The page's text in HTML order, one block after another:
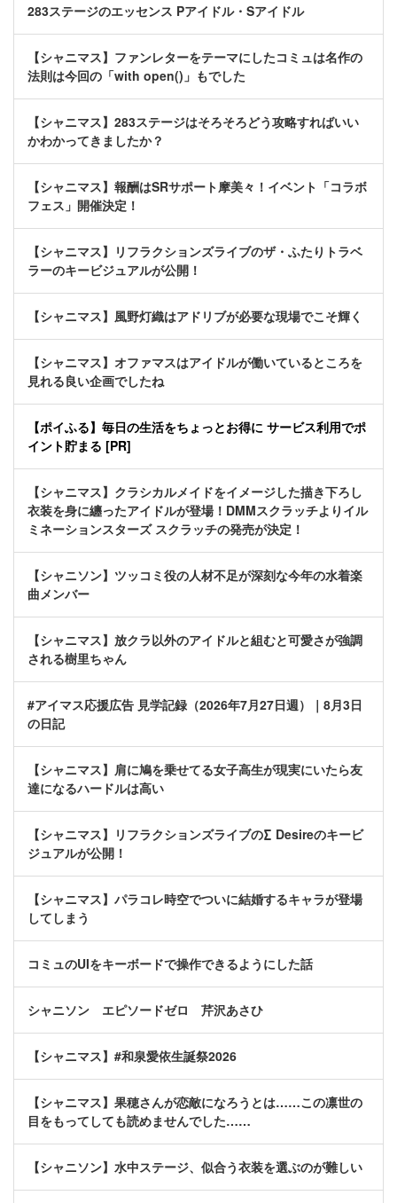
283ステージのエッセンス Pアイドル・Sアイドル
【シャニマス】ファンレターをテーマにしたコミュは名作の
法則は今回の「with open()」もでした
【シャニマス】283ステージはそろそろどう攻略すればいい
かわかってきましたか？
【シャニマス】報酬はSRサポート摩美々！イベント「コラボ
フェス」開催決定！
【シャニマス】リフラクションズライブのザ・ふたりトラベ
ラーのキービジュアルが公開！
【シャニマス】風野灯織はアドリブが必要な現場でこそ輝く
【シャニマス】オファマスはアイドルが働いているところを
見れる良い企画でしたね
【ポイふる】毎日の生活をちょっとお得に サービス利用でポ
イント貯まる [PR]
【シャニマス】クラシカルメイドをイメージした描き下ろし
衣装を身に纏ったアイドルが登場！DMMスクラッチよりイル
ミネーションスターズ スクラッチの発売が決定！
【シャニソン】ツッコミ役の人材不足が深刻な今年の水着楽
曲メンバー
【シャニマス】放クラ以外のアイドルと組むと可愛さが強調
される樹里ちゃん
#アイマス応援広告 見学記録（2026年7月27日週）｜8月3日
の日記
【シャニマス】肩に鳩を乗せてる女子高生が現実にいたら友
達になるハードルは高い
【シャニマス】リフラクションズライブの∑ Desireのキービ
ジュアルが公開！
【シャニマス】パラコレ時空でついに結婚するキャラが登場
してしまう
コミュのUIをキーボードで操作できるようにした話
シャニソン エピソードゼロ 芹沢あさひ
【シャニマス】#和泉愛依生誕祭2026
【シャニマス】果穂さんが恋敵になろうとは……この凛世の
目をもってしても読めませんでした……
【シャニソン】水中ステージ、似合う衣装を選ぶのが難しい